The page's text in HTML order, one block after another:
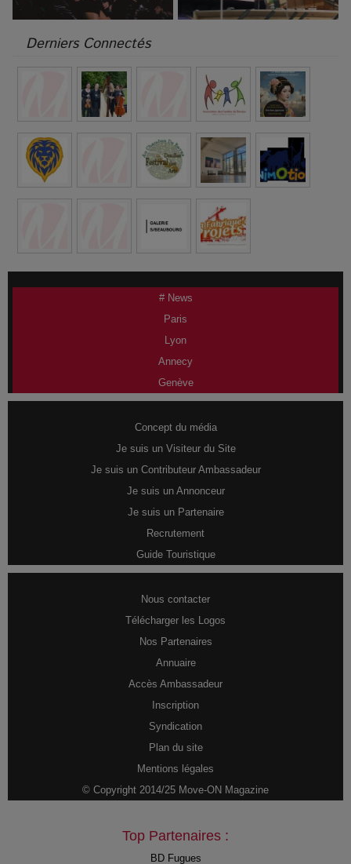
Derniers Connectés
# News
Paris
Lyon
Annecy
Genève
Concept du média
Je suis un Visiteur du Site
Je suis un Contributeur Ambassadeur
Je suis un Annonceur
Je suis un Partenaire
Recrutement
Guide Touristique
Nous contacter
Télécharger les Logos
Nos Partenaires
Annuaire
Accès Ambassadeur
Inscription
Syndication
Plan du site
Mentions légales
© Copyright 2014/25 Move-ON Magazine
Top Partenaires :
BD Fugues